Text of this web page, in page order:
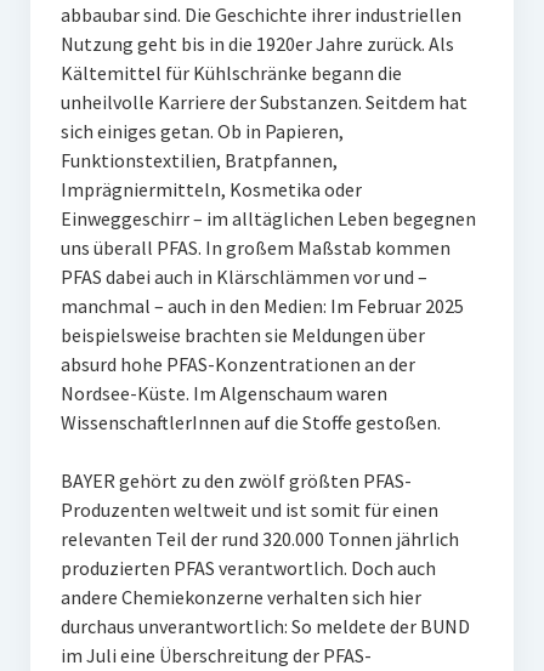
abbaubar sind. Die Geschichte ihrer industriellen
Nutzung geht bis in die 1920er Jahre zurück. Als
Kältemittel für Kühlschränke begann die
unheilvolle Karriere der Substanzen. Seitdem hat
sich einiges getan. Ob in Papieren,
Funktionstextilien, Bratpfannen,
Imprägniermitteln, Kosmetika oder
Einweggeschirr – im alltäglichen Leben begegnen
uns überall PFAS. In großem Maßstab kommen
PFAS dabei auch in Klärschlämmen vor und –
manchmal – auch in den Medien: Im Februar 2025
beispielsweise brachten sie Meldungen über
absurd hohe PFAS-Konzentrationen an der
Nordsee-Küste. Im Algenschaum waren
WissenschaftlerInnen auf die Stoffe gestoßen.
BAYER gehört zu den zwölf größten PFAS-
Produzenten weltweit und ist somit für einen
relevanten Teil der rund 320.000 Tonnen jährlich
produzierten PFAS verantwortlich. Doch auch
andere Chemiekonzerne verhalten sich hier
durchaus unverantwortlich: So meldete der BUND
im Juli eine Überschreitung der PFAS-